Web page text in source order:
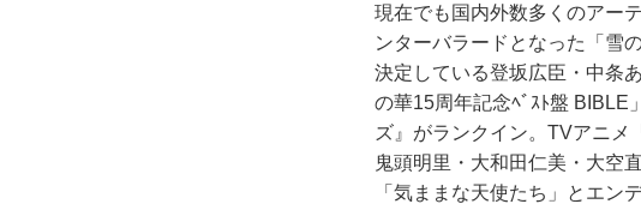
現在でも国内外数多くのアー
ンターバラードとなった「雪
決定している登坂広臣・中条
の華15周年記念ﾍﾞｽﾄ盤 BIBLE
ズ』がランクイン。TVアニメ
鬼頭明里・大和田仁美・大空
「気ままな天使たち」とエン